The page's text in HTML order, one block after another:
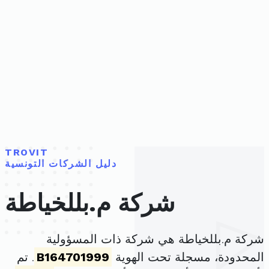
TROVIT
دليل الشركات التونسية
شركة م.بللخياطة
شركة م.بللخياطة هي شركة ذات المسؤولية
المحدودة، مسجلة تحت الهوية B164701999 . تم